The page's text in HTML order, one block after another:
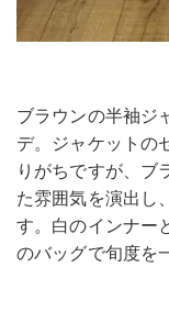
ブラウンの半袖ジ
デ。ジャケットの
りがちですが、ブ
た雰囲気を演出し
す。白のインナー
のバッグで旬度を